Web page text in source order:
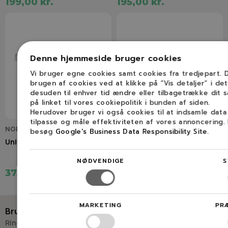
NGP2505022
Universal benzinfilter
37,50 kr.
NGP691035
Brug for hjælp?
Ring eller skriv til Savdoktoren
Denne hjemmeside bruger cookies
Vi bruger egne cookies samt cookies fra tredjepart.
brugen af cookies ved at klikke på ”Vis detaljer” i
desuden til enhver tid ændre eller tilbagetrække dit
på linket til vores cookiepolitik i bunden af siden.
Herudover bruger vi også cookies til at indsamle
tilpasse og måle effektiviteten af vores annoncering.
besøg Google's Business Data Responsibility Site.
NØDVENDIGE
MARKETING